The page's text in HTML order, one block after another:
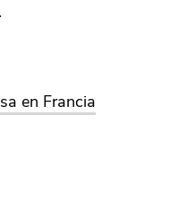
en Francia